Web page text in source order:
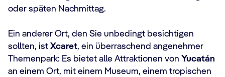
oder späten Nachmittag.
Ein anderer Ort, den Sie unbedingt besichtigen
sollten, ist Xcaret, ein überraschend angenehmer
Themenpark: Es bietet alle Attraktionen von Yucatán
an einem Ort, mit einem Museum, einem tropischen